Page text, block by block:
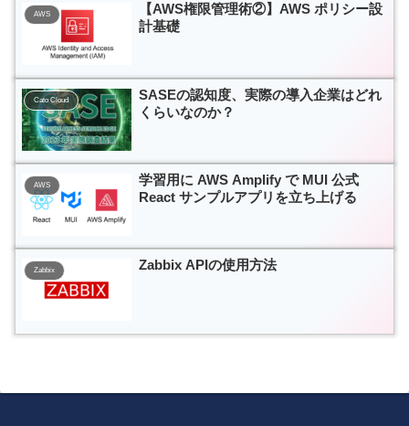
AWS
【AWS権限管理術②】AWS ポリシー設
計基礎
Cato Cloud
SASEの認知度、実際の導入企業はどれ
くらいなのか？
AWS
学習用に AWS Amplify で MUI 公式
React サンプルアプリを立ち上げる
Zabbix Zabbix APIの使用方法